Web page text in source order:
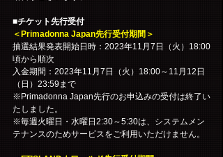
■チケット先行受付
＜Primadonna Japan先行受付期間＞
抽選結果発表開始日時：2023年11月7日（火）18:00
頃から順次
入金期間：2023年11月7日（火）18:00～11月12日
（日）23:59まで
※Primadonna Japan先行のお申込みの受付は終了い
たしました。
※毎週火曜日・水曜日2:30～5:30は、システムメン
テナンスのためサービスをご利用いただけません。